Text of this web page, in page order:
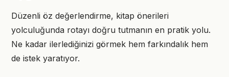
Düzenli öz değerlendirme, kitap önerileri
yolculuğunda rotayı doğru tutmanın en pratik yolu.
Ne kadar ilerlediğinizi görmek hem farkındalık hem
de istek yaratıyor.